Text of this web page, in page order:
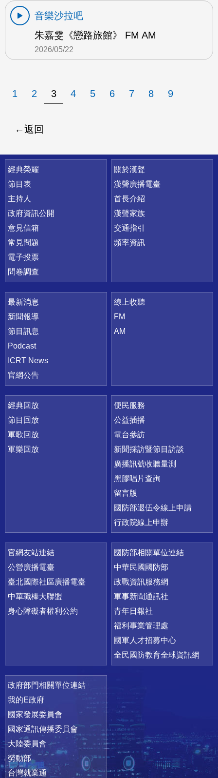
音樂沙拉吧
朱嘉雯《戀路旅館》 FM AM
2026/05/22
1 2 3 4 5 6 7 8 9
返回
快速連結
經典榮耀
節目表
主持人
政府資訊公開
意見信箱
常見問題
電子投票
問卷調查
關於漢聲
漢聲廣播電臺
首長介紹
漢聲家族
交通指引
頻率資訊
最新消息
新聞報導
節目訊息
Podcast
ICRT News
官網公告
線上收聽
FM
AM
經典回放
節目回放
軍歌回放
軍樂回放
便民服務
公益插播
電台參訪
新聞採訪暨節目訪談
廣播訊號收聽量測
黑膠唱片查詢
留言版
國防部退伍令線上申請
行政院線上申辦
官網友站連結
公營廣播電臺
臺北國際社區廣播電臺
中華職棒大聯盟
身心障礙者權利公約
國防部相關單位連結
中華民國國防部
政戰資訊服務網
軍事新聞通訊社
青年日報社
福利事業管理處
國軍人才招募中心
全民國防教育全球資訊網
政府部門相關單位連結
我的E政府
國家發展委員會
國家通訊傳播委員會
大陸委員會
勞動部
台灣就業通